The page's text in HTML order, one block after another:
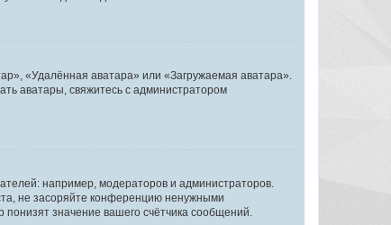
«Удалённая аватара» или «Загружаемая аватара».
аватары, свяжитесь с администратором
например, модераторов и администраторов.
не засоряйте конференцию ненужными
значение вашего счётчика сообщений.